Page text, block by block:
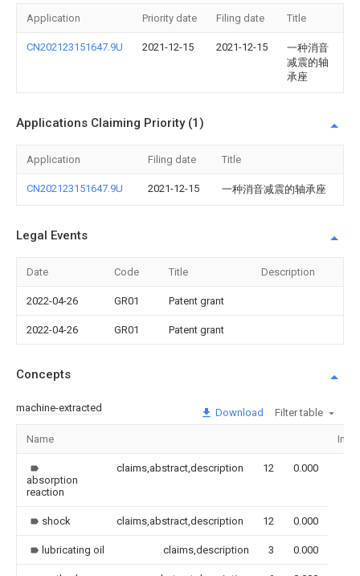
Application Priority date Filing date Title
CN202123151647.9U 2021-12-15 2021-12-15
一种消音
减震的轴
承座
Applications Claiming Priority (1)
Application Filing date Title
CN202123151647.9U 2021-12-15 一种消音减震的轴承座
Legal Events
Date Code Title Description
2022-04-26 GR01 Patent grant
2022-04-26 GR01 Patent grant
Concepts
machine-extracted Download Filter table
Name
absorption
reaction
claims,abstract,description 12 0.000
shock claims,abstract,description 12 0.000
lubricating oil claims,description 3 0.000